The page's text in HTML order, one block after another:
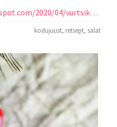
http://kristiankokkab.blogspot.com/2020/04/vurtsikas-kodujuustusalat.html
kodujuust, retsept, salat